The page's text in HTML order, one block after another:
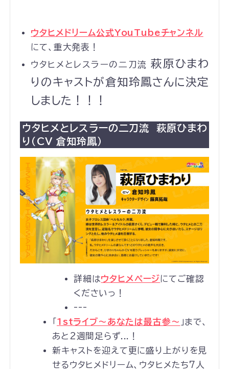
ウタヒメドリーム公式YouTubeチャンネル
にて、重大発表！
ウタヒメとレスラーの二刀流萩原ひまわ
りのキャストが倉知玲鳳さんに決定
しました！！！
ウタヒメとレスラーの二刀流 萩原ひまわ
り（CV 倉知玲鳳）
詳細はウタヒメページにてご確認
くださいっ！
---
1stライブ～あなたは最古参～ 」まで、
あと2週間足らず...！
新キャストを迎えて更に盛り上がりを見
せるウタヒメドリーム、ウタヒメたち7人